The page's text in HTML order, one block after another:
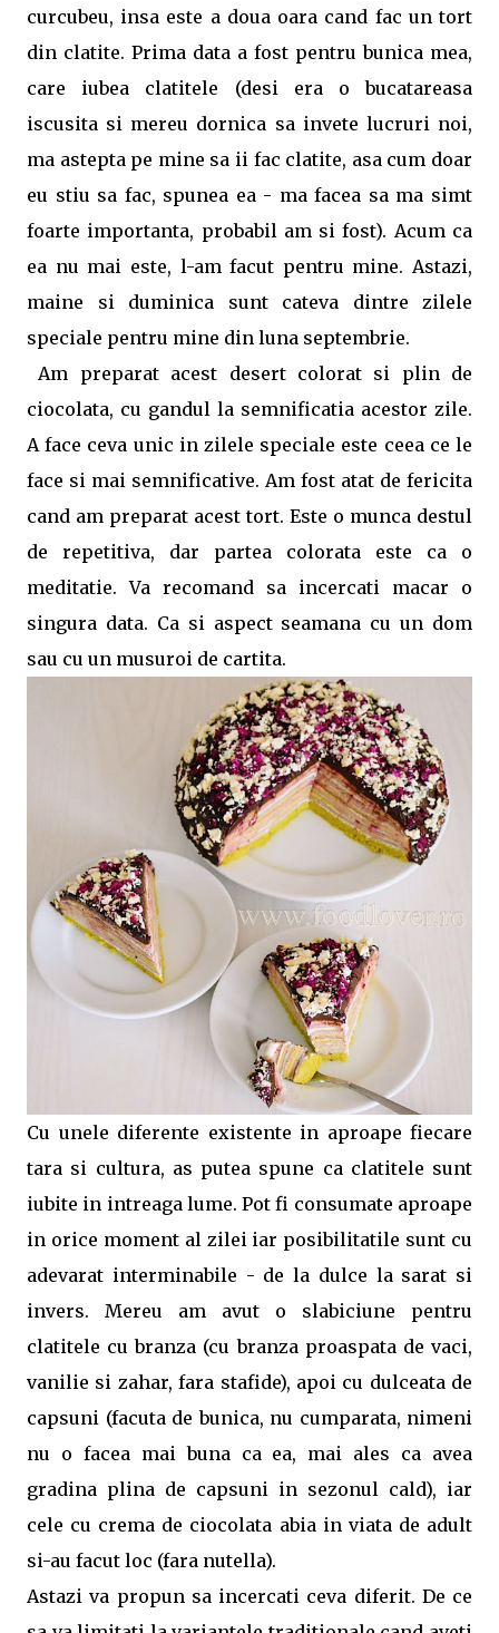
curcubeu, insa este a doua oara cand fac un tort
din clatite. Prima data a fost pentru bunica mea,
care iubea clatitele (desi era o bucatareasa
iscusita si mereu dornica sa invete lucruri noi,
ma astepta pe mine sa ii fac clatite, asa cum doar
eu stiu sa fac, spunea ea - ma facea sa ma simt
foarte importanta, probabil am si fost). Acum ca
ea nu mai este, l-am facut pentru mine. Astazi,
maine si duminica sunt cateva dintre zilele
speciale pentru mine din luna septembrie.
Am preparat acest desert colorat si plin de
ciocolata, cu gandul la semnificatia acestor zile.
A face ceva unic in zilele speciale este ceea ce le
face si mai semnificative. Am fost atat de fericita
cand am preparat acest tort. Este o munca destul
de repetitiva, dar partea colorata este ca o
meditatie. Va recomand sa incercati macar o
singura data. Ca si aspect seamana cu un dom
sau cu un musuroi de cartita.
Cu unele diferente existente in aproape fiecare
tara si cultura, as putea spune ca clatitele sunt
iubite in intreaga lume. Pot fi consumate aproape
in orice moment al zilei iar posibilitatile sunt cu
adevarat interminabile - de la dulce la sarat si
invers. Mereu am avut o slabiciune pentru
clatitele cu branza (cu branza proaspata de vaci,
vanilie si zahar, fara stafide), apoi cu dulceata de
capsuni (facuta de bunica, nu cumparata, nimeni
nu o facea mai buna ca ea, mai ales ca avea
gradina plina de capsuni in sezonul cald), iar
cele cu crema de ciocolata abia in viata de adult
si-au facut loc (fara nutella).
Astazi va propun sa incercati ceva diferit. De ce